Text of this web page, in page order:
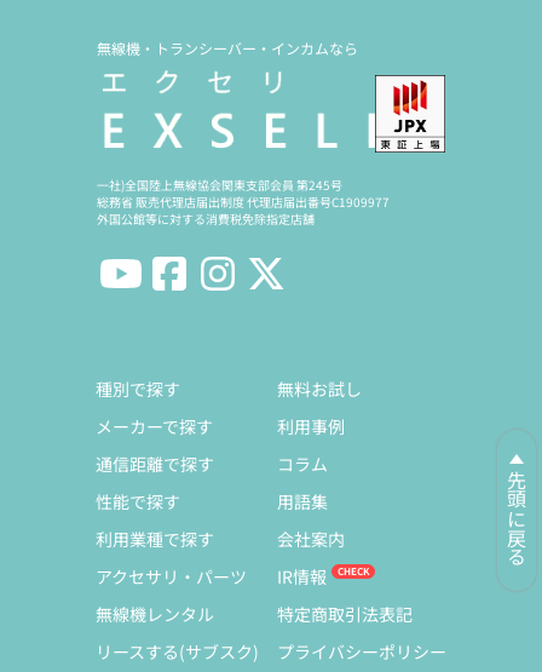
先頭に戻る
無線機・トランシーバー・インカムなら
一社)全国陸上無線協会関東支部会員 第245号
総務省 販売代理店届出制度 代理店届出番号C1909977
外国公館等に対する消費税免除指定店舗
種別で探す
メーカーで探す
通信距離で探す
性能で探す
利用業種で探す
アクセサリ・パーツ
無線機レンタル
リースする(サブスク)
無料お試し
利用事例
コラム
用語集
会社案内
IR情報
特定商取引法表記
プライバシーポリシー